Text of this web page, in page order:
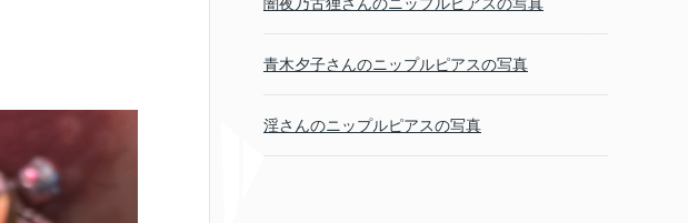
青木夕子さんのニップルピアスの写真
淫さんのニップルピアスの写真